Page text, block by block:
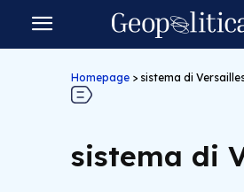
Homepage > sistema di
sistema di